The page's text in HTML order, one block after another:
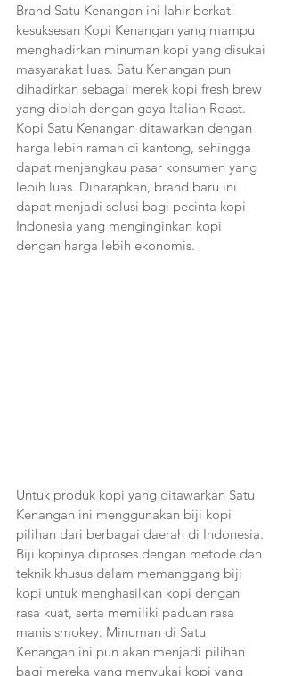
Brand Satu Kenangan ini lahir berkat
kesuksesan Kopi Kenangan yang mampu
menghadirkan minuman kopi yang disukai
masyarakat luas. Satu Kenangan pun
dihadirkan sebagai merek kopi fresh brew
yang diolah dengan gaya Italian Roast.
Kopi Satu Kenangan ditawarkan dengan
harga lebih ramah di kantong, sehingga
dapat menjangkau pasar konsumen yang
lebih luas. Diharapkan, brand baru ini
dapat menjadi solusi bagi pecinta kopi
Indonesia yang menginginkan kopi
dengan harga lebih ekonomis.
Untuk produk kopi yang ditawarkan Satu
Kenangan ini menggunakan biji kopi
pilihan dari berbagai daerah di Indonesia.
Biji kopinya diproses dengan metode dan
teknik khusus dalam memanggang biji
kopi untuk menghasilkan kopi dengan
rasa kuat, serta memiliki paduan rasa
manis smokey. Minuman di Satu
Kenangan ini pun akan menjadi pilihan
bagi mereka yang menyukai kopi yang